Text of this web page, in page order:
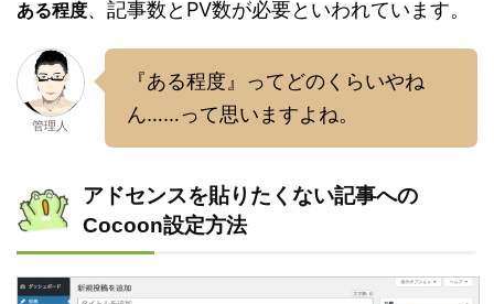
ある程度、記事数とPV数が必要といわれています。
管理人
『ある程度』ってどのくらいやね
ん……って思いますよね。
アドセンスを貼りたくない記事への
Cocoon設定方法